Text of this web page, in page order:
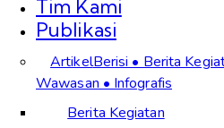
Tim Kami
Publikasi
ArtikelBerisi • Berita
Wawasan • Infografis
Berita Kegiatan